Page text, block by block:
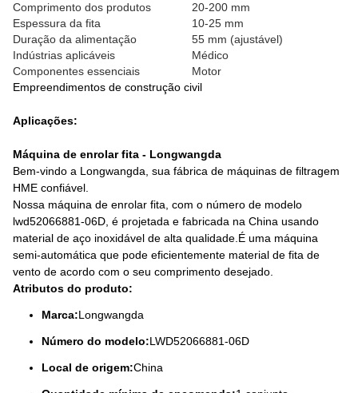
Comprimento dos produtos
20-200 mm
Espessura da fita
10-25 mm
Duração da alimentação
55 mm (ajustável)
Indústrias aplicáveis
Médico
Componentes essenciais
Motor
Empreendimentos de construção civil
Aplicações:
Máquina de enrolar fita - Longwangda
Bem-vindo a Longwangda, sua fábrica de máquinas de filtragem
HME confiável.
Nossa máquina de enrolar fita, com o número de modelo
lwd52066881-06D, é projetada e fabricada na China usando
material de aço inoxidável de alta qualidade.É uma máquina
semi-automática que pode eficientemente material de fita de
vento de acordo com o seu comprimento desejado.
Atributos do produto:
Marca:Longwangda
Número do modelo:LWD52066881-06D
Local de origem:China